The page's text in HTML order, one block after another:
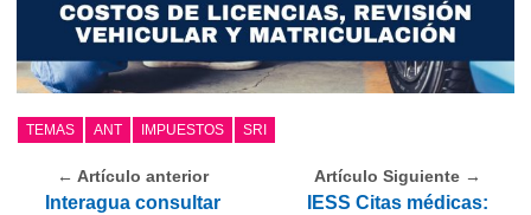
TEMAS ANT IMPUESTOS SRI
← Artículo anterior
Interagua consultar
Artículo Siguiente →
IESS Citas médicas: